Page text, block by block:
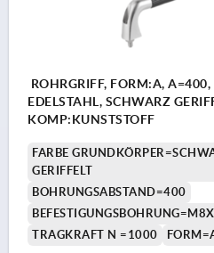
ROHRGRIFF, FORM:A,
EDELSTAHL, SCHWARZ
KOMP:KUNSTSTOFF
FARBE
GERIFFELT
BOHRUNGSABSTAND=400
TRAGKRAFT N =1000